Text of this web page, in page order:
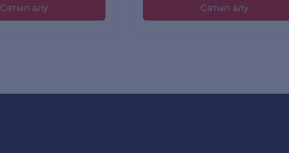
Сатып алу Сатып алу